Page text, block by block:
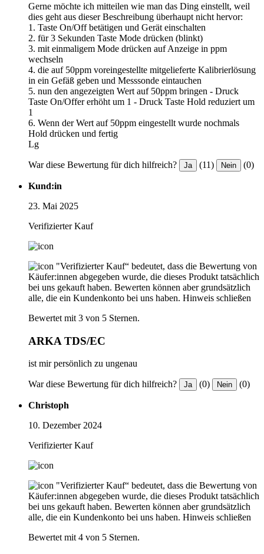
Gerne möchte ich mitteilen wie man das Ding einstellt, weil
dies geht aus dieser Beschreibung überhaupt nicht hervor:
1. Taste On/Off betätigen und Gerät einschalten
2. für 3 Sekunden Taste Mode drücken (blinkt)
3. mit einmaligem Mode drücken auf Anzeige in ppm
wechseln
4. die auf 50ppm voreingestellte mitgelieferte Kalibrierlösung
in ein Gefäß geben und Messsonde eintauchen
5. nun den angezeigten Wert auf 50ppm bringen - Druck
Taste On/Offer erhöht um 1 - Druck Taste Hold reduziert um
1
6. Wenn der Wert auf 50ppm eingestellt wurde nochmals
Hold drücken und fertig
Lg
War diese Bewertung für dich hilfreich? Ja (11) Nein (0)
Kund:in
23. Mai 2025
Verifizierter Kauf
"Verifizierter Kauf“ bedeutet, dass die Bewertung von
Käufer:innen abgegeben wurde, die dieses Produkt tatsächlich
bei uns gekauft haben. Bewerten können aber grundsätzlich
alle, die ein Kundenkonto bei uns haben. Hinweis schließen
Bewertet mit 3 von 5 Sternen.
ARKA TDS/EC
ist mir persönlich zu ungenau
War diese Bewertung für dich hilfreich? Ja (0) Nein (0)
Christoph
10. Dezember 2024
Verifizierter Kauf
"Verifizierter Kauf“ bedeutet, dass die Bewertung von
Käufer:innen abgegeben wurde, die dieses Produkt tatsächlich
bei uns gekauft haben. Bewerten können aber grundsätzlich
alle, die ein Kundenkonto bei uns haben. Hinweis schließen
Bewertet mit 4 von 5 Sternen.